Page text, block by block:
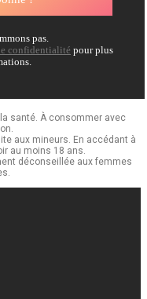
pas.
confidentialité pour plus
la santé. À consommer avec
aux mineurs. En accédant à
au moins 18 ans.
déconseillée aux femmes